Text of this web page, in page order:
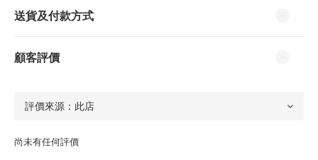
送貨及付款方式
顧客評價
尚未有任何評價